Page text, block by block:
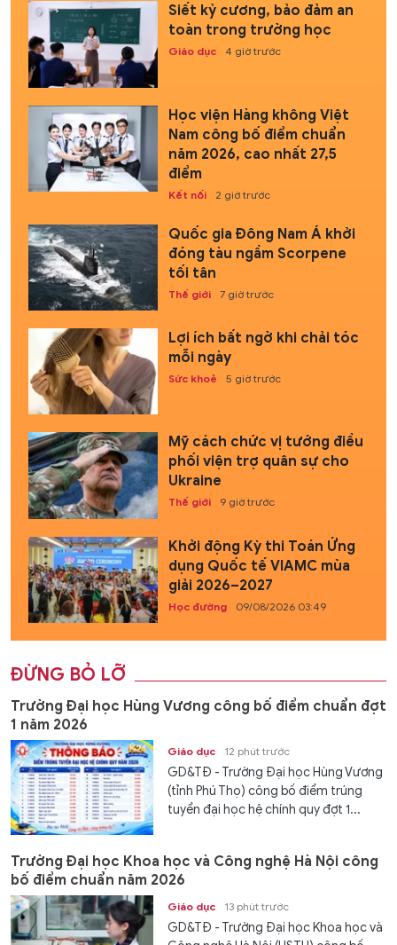
Siết kỷ cương, bảo đảm an
toàn trong trường học
Giáo dục 4 giờ trước
Học viện Hàng không Việt
Nam công bố điểm chuẩn
năm 2026, cao nhất 27,5
điểm
Kết nối 2 giờ trước
Quốc gia Đông Nam Á khởi
đóng tàu ngầm Scorpene
tối tân
Thế giới 7 giờ trước
Lợi ích bất ngờ khi chải tóc
mỗi ngày
Sức khoẻ 5 giờ trước
Mỹ cách chức vị tướng điều
phối viện trợ quân sự cho
Ukraine
Thế giới 9 giờ trước
Khởi động Kỳ thi Toán Ứng
dụng Quốc tế VIAMC mùa
giải 2026–2027
Học đường 09/08/2026 03:49
ĐỪNG BỎ LỠ
Trường Đại học Hùng Vương công bố điểm chuẩn đợt
1 năm 2026
Giáo dục 12 phút trước
GD&TĐ - Trường Đại học Hùng Vương
(tỉnh Phú Thọ) công bố điểm trúng
tuyển đại học hệ chính quy đợt 1...
Trường Đại học Khoa học và Công nghệ Hà Nội công
bố điểm chuẩn năm 2026
Giáo dục 13 phút trước
GD&TĐ - Trường Đại học Khoa học và